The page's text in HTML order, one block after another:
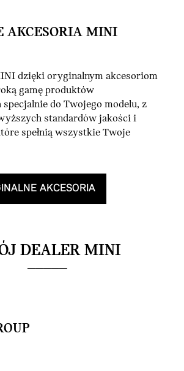
AKCESORIA MINI
dzięki oryginalnym akcesoriom
gamę produktów
do Twojego modelu, z
standardów jakości i
spełnią wszystkie Twoje
AKCESORIA
DEALER MINI